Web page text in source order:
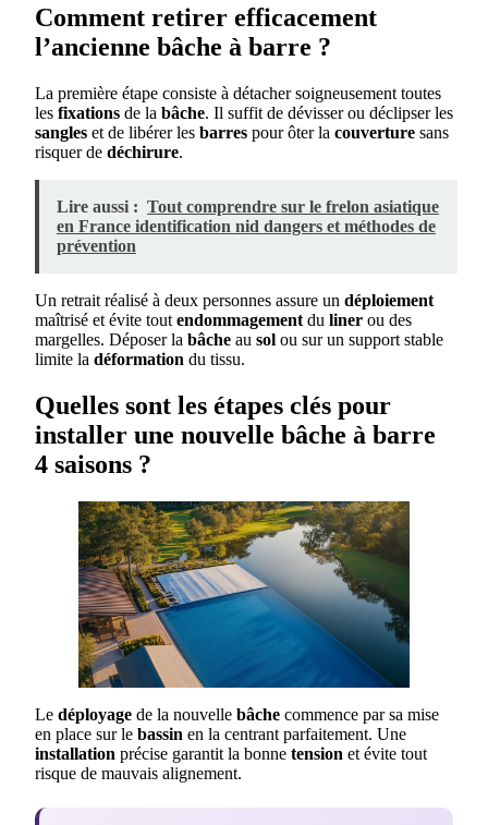
Comment retirer efficacement
l’ancienne bâche à barre ?
La première étape consiste à détacher soigneusement toutes
les fixations de la bâche. Il suffit de dévisser ou déclipser les
sangles et de libérer les barres pour ôter la couverture sans
risquer de déchirure.
Lire aussi : Tout comprendre sur le frelon asiatique
en France identification nid dangers et méthodes de
prévention
Un retrait réalisé à deux personnes assure un déploiement
maîtrisé et évite tout endommagement du liner ou des
margelles. Déposer la bâche au sol ou sur un support stable
limite la déformation du tissu.
Quelles sont les étapes clés pour
installer une nouvelle bâche à barre
4 saisons ?
Le déployage de la nouvelle bâche commence par sa mise
en place sur le bassin en la centrant parfaitement. Une
installation précise garantit la bonne tension et évite tout
risque de mauvais alignement.